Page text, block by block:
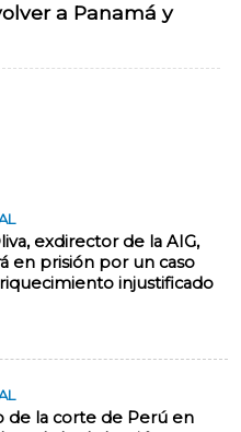
a Panamá y
exdirector de la AIG,
en prisión por un caso
injustificado
de la corte de Perú en